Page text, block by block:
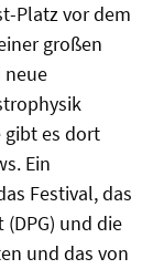
Platz vor dem
großen
neue
gibt es dort
Ein
Festival, das
und die
und das von